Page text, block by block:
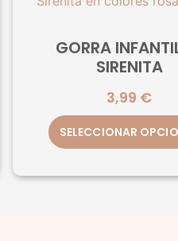
GORRA
SIRENITA
3,99 €
SELECCIONAR